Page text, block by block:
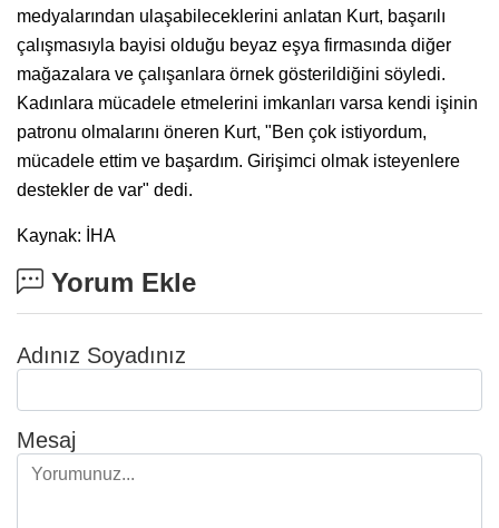
medyalarından ulaşabileceklerini anlatan Kurt, başarılı
çalışmasıyla bayisi olduğu beyaz eşya firmasında diğer
mağazalara ve çalışanlara örnek gösterildiğini söyledi.
Kadınlara mücadele etmelerini imkanları varsa kendi işinin
patronu olmalarını öneren Kurt, "Ben çok istiyordum,
mücadele ettim ve başardım. Girişimci olmak isteyenlere
destekler de var" dedi.
Kaynak: İHA
Yorum Ekle
Adınız Soyadınız
Mesaj